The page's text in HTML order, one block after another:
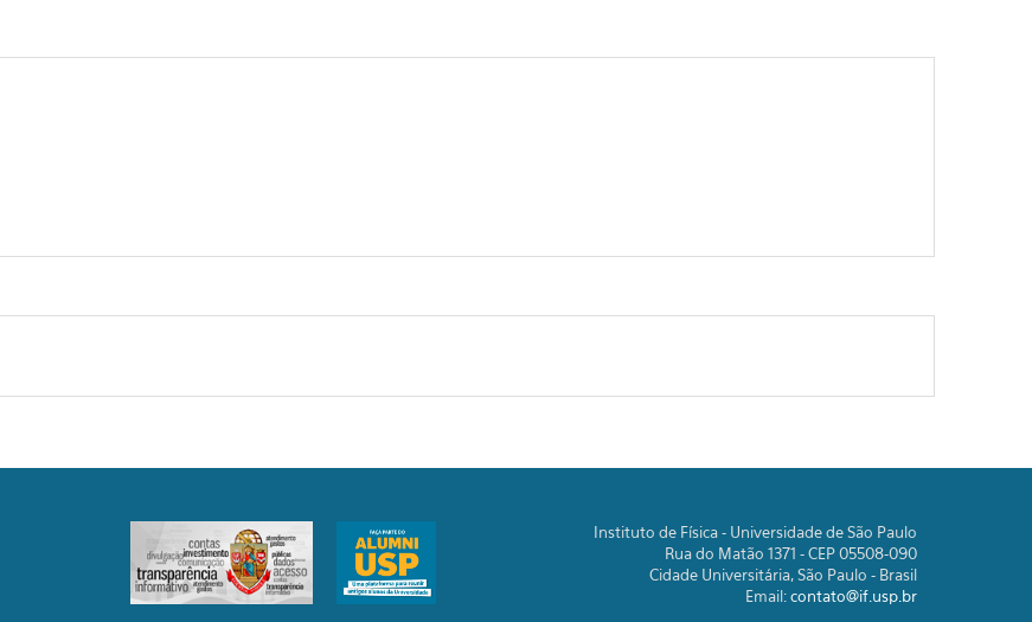
Instituto de Física - Universidade de São Paulo
Rua do Matão 1371 - CEP 05508-090
Cidade Universitária, São Paulo - Brasil
Email:contato@if.usp.br